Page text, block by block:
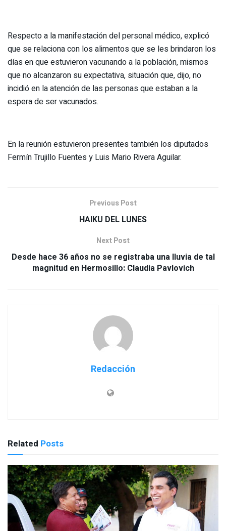
Respecto a la manifestación del personal médico, explicó
que se relaciona con los alimentos que se les brindaron los
días en que estuvieron vacunando a la población, mismos
que no alcanzaron su expectativa, situación que, dijo, no
incidió en la atención de las personas que estaban a la
espera de ser vacunados.
En la reunión estuvieron presentes también los diputados
Fermín Trujillo Fuentes y Luis Mario Rivera Aguilar.
Previous Post
HAIKU DEL LUNES
Next Post
Desde hace 36 años no se registraba una lluvia de tal
magnitud en Hermosillo: Claudia Pavlovich
Redacción
Related Posts